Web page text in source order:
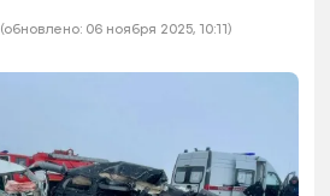
(обновлено: 06 ноября 2025, 10:11)